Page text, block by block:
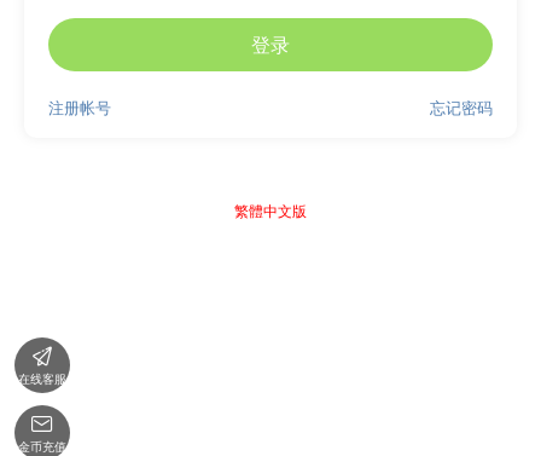
登录
忘记密码
注册帐号
繁體中文版

在线客服

金币充值